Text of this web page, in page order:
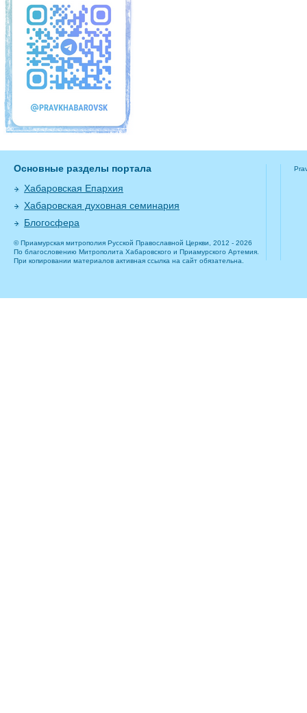
Основные разделы портала
Хабаровская Епархия
Хабаровская духовная семинария
Блогосфера
© Приамурская митрополия Русской Православной Церкви, 2012 - 2026
По благословению Митрополита Хабаровского и Приамурского Артемия.
При копировании материалов активная ссылка на сайт обязательна.